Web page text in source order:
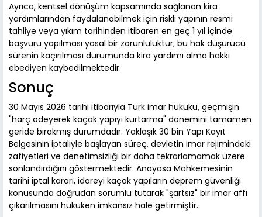
Ayrıca, kentsel dönüşüm kapsamında sağlanan kira
yardımlarından faydalanabilmek için riskli yapının resmi
tahliye veya yıkım tarihinden itibaren en geç 1 yıl içinde
başvuru yapılması yasal bir zorunluluktur; bu hak düşürücü
sürenin kaçırılması durumunda kira yardımı alma hakkı
ebediyen kaybedilmektedir.
Sonuç
30 Mayıs 2026 tarihi itibarıyla Türk imar hukuku, geçmişin
"harç ödeyerek kaçak yapıyı kurtarma" dönemini tamamen
geride bırakmış durumdadır. Yaklaşık 30 bin Yapı Kayıt
Belgesinin iptaliyle başlayan süreç, devletin imar rejimindeki
zafiyetleri ve denetimsizliği bir daha tekrarlamamak üzere
sonlandırdığını göstermektedir. Anayasa Mahkemesinin
tarihi iptal kararı, idareyi kaçak yapıların deprem güvenliği
konusunda doğrudan sorumlu tutarak "şartsız" bir imar affı
çıkarılmasını hukuken imkansız hale getirmiştir.